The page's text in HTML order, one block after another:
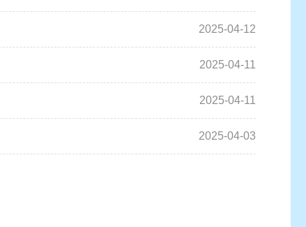
2025-04-12
2025-04-11
2025-04-11
2025-04-03